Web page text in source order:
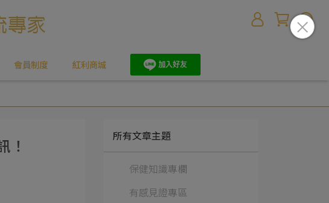
會員制度 紅利商城
！ 所有文章主題
保健知識專欄
有感見證專區